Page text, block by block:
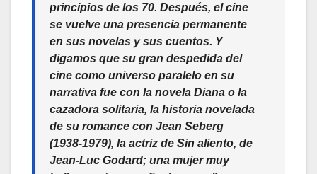
principios de los 70. Después, el cine
se vuelve una presencia permanente
en sus novelas y sus cuentos. Y
digamos que su gran despedida del
cine como universo paralelo en su
narrativa fue con la novela Diana o la
cazadora solitaria, la historia novelada
de su romance con Jean Seberg
(1938-1979), la actriz de Sin aliento, de
Jean-Luc Godard; una mujer muy